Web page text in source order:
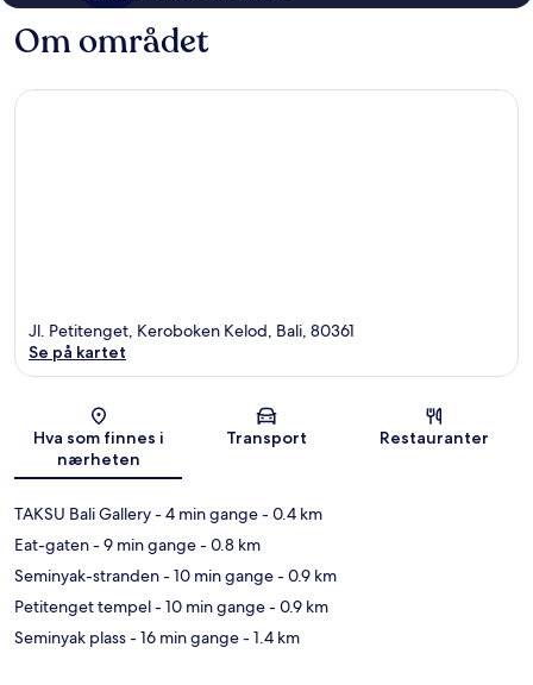
Om området
Kart
Jl. Petitenget, Keroboken Kelod, Bali, 80361
Se på kartet
Hva som finnes i
nærheten
Transport Restauranter
TAKSU Bali Gallery- 4 min gange- 0.4 km
Eat-gaten- 9 min gange- 0.8 km
Seminyak-stranden- 10 min gange- 0.9 km
Petitenget tempel- 10 min gange- 0.9 km
Seminyak plass- 16 min gange- 1.4 km